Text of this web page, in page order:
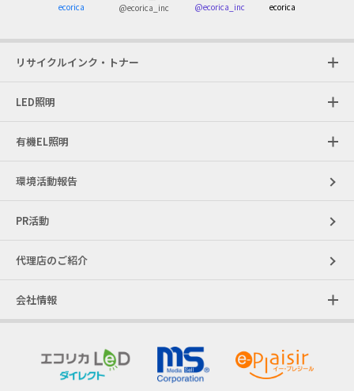
ecorica @ecorica_inc @ecorica_inc ecorica
リサイクルインク・トナー
LED照明
有機EL照明
環境活動報告
PR活動
代理店のご紹介
会社情報